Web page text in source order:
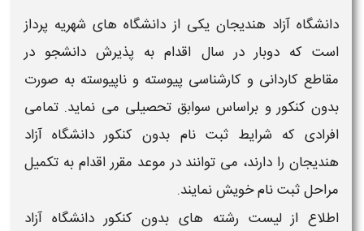
دانشگاه آزاد هندیجان یکی از دانشگاه های شهریه پرداز
است که دوبار در سال اقدام به پذیرش دانشجو در
مقاطع کاردانی و کارشناسی پیوسته و ناپیوسته به صورت
بدون کنکور و براساس سوابق تحصیلی می نماید. تمامی
افرادی که شرایط ثبت نام بدون کنکور دانشگاه آزاد
هندیجان را دارند، می توانند در موعد مقرر اقدام به تکمیل
مراحل ثبت نام خویش نمایند.
اطلاع ازلیست رشته های بدون کنکور دانشگاه آزاد